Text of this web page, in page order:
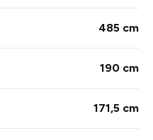
485 cm
190 cm
171,5 cm